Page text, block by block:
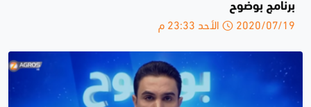
برنامج بوضوح
2020/07/19 الأحد 23:33 م